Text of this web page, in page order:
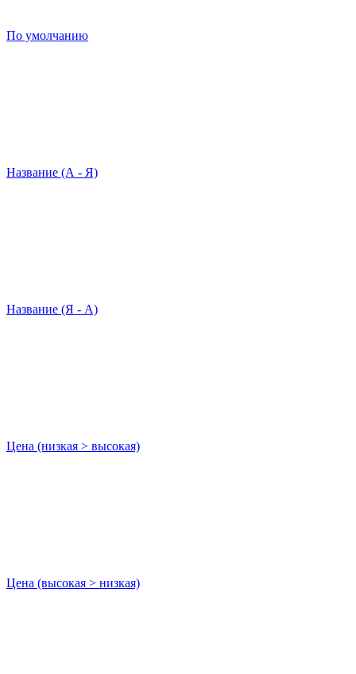
По умолчанию
Название (А - Я)
Название (Я - А)
Цена (низкая > высокая)
Цена (высокая > низкая)